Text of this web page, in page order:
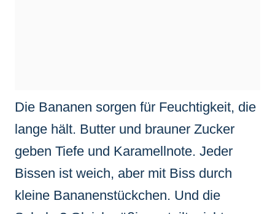
Die Bananen sorgen für Feuchtigkeit, die
lange hält. Butter und brauner Zucker
geben Tiefe und Karamellnote. Jeder
Bissen ist weich, aber mit Biss durch
kleine Bananenstückchen. Und die